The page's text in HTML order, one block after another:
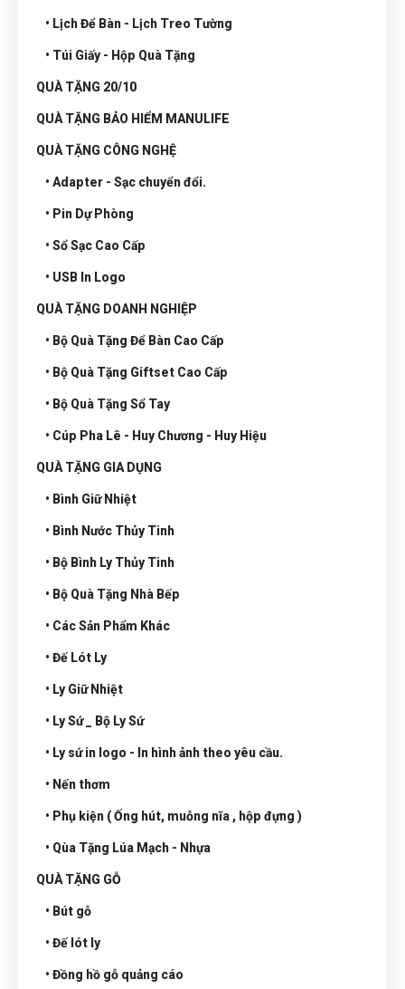
• Lịch Để Bàn - Lịch Treo Tường
• Túi Giấy - Hộp Quà Tặng
QUÀ TẶNG 20/10
QUÀ TẶNG BẢO HIỂM MANULIFE
QUÀ TẶNG CÔNG NGHỆ
• Adapter - Sạc chuyển đổi.
• Pin Dự Phòng
• Sổ Sạc Cao Cấp
• USB In Logo
QUÀ TẶNG DOANH NGHIỆP
• Bộ Quà Tặng Để Bàn Cao Cấp
• Bộ Quà Tặng Giftset Cao Cấp
• Bộ Quà Tặng Sổ Tay
• Cúp Pha Lê - Huy Chương - Huy Hiệu
QUÀ TẶNG GIA DỤNG
• Bình Giữ Nhiệt
• Bình Nước Thủy Tinh
• Bộ Bình Ly Thủy Tinh
• Bộ Quà Tặng Nhà Bếp
• Các Sản Phẩm Khác
• Đế Lót Ly
• Ly Giữ Nhiệt
• Ly Sứ _ Bộ Ly Sứ
• Ly sứ in logo - In hình ảnh theo yêu cầu.
• Nến thơm
• Phụ kiện ( Ống hút, muỗng nĩa , hộp đựng )
• Qùa Tặng Lúa Mạch - Nhựa
QUÀ TẶNG GỖ
• Bút gỗ
• Đế lót ly
• Đồng hồ gỗ quảng cáo